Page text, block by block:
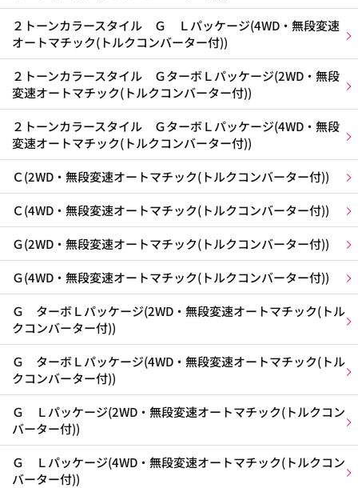
２トーンカラースタイル Ｇ Ｌパッケージ(4WD・無段変速
オートマチック(トルクコンバーター付))
２トーンカラースタイル ＧターボＬパッケージ(2WD・無段
変速オートマチック(トルクコンバーター付))
２トーンカラースタイル ＧターボＬパッケージ(4WD・無段
変速オートマチック(トルクコンバーター付))
Ｃ(2WD・無段変速オートマチック(トルクコンバーター付))
Ｃ(4WD・無段変速オートマチック(トルクコンバーター付))
Ｇ(2WD・無段変速オートマチック(トルクコンバーター付))
Ｇ(4WD・無段変速オートマチック(トルクコンバーター付))
Ｇ ターボＬパッケージ(2WD・無段変速オートマチック(トル
クコンバーター付))
Ｇ ターボＬパッケージ(4WD・無段変速オートマチック(トル
クコンバーター付))
Ｇ Ｌパッケージ(2WD・無段変速オートマチック(トルクコン
バーター付))
Ｇ Ｌパッケージ(4WD・無段変速オートマチック(トルクコン
バーター付))